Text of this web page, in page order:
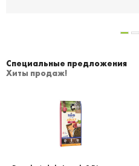
Специальные предложения
Хиты продаж!